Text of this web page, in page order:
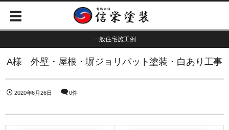
一般住宅施工例
A様 外壁・屋根・塀ジョリパット塗装・白あり工事
2020年6月26日 0件